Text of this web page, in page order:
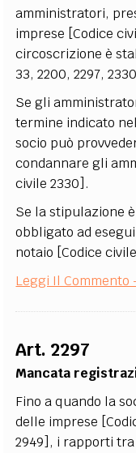
amministratori,
imprese [Codice
circoscrizione è
33, 2200, 2297,
Se gli
termine indicato
socio può
condannare gli
civile 2330].
Se la stipulazione
obbligato ad
notaio [Codice
Leggi Il Commento
Art. 2297
Mancata
Fino a quando la
delle imprese
2949], i rapporti